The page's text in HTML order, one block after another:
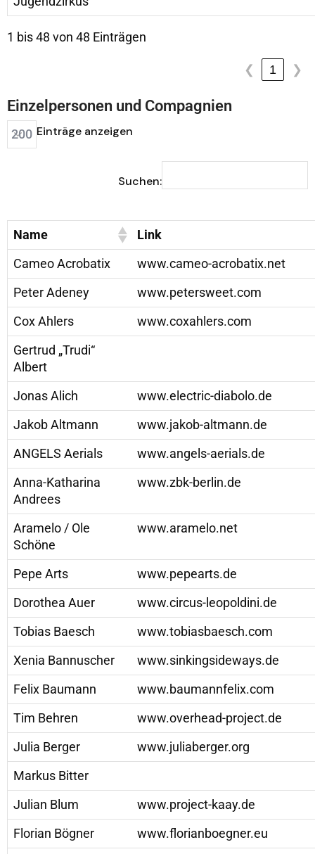
1 bis 48 von 48 Einträgen
❮ 1 ❯
Einzelpersonen und Compagnien
Einträge anzeigen
Suchen:
Name
Link
Cameo Acrobatix
www.cameo-acrobatix.net
Peter Adeney
www.petersweet.com
Cox Ahlers
www.coxahlers.com
Gertrud „Trudi“
Albert
Jonas Alich
www.electric-diabolo.de
Jakob Altmann
www.jakob-altmann.de
ANGELS Aerials
www.angels-aerials.de
Anna-Katharina
Andrees
www.zbk-berlin.de
Aramelo / Ole
Schöne
www.aramelo.net
Pepe Arts
www.pepearts.de
Dorothea Auer
www.circus-leopoldini.de
Tobias Baesch
www.tobiasbaesch.com
Xenia Bannuscher
www.sinkingsideways.de
Felix Baumann
www.baumannfelix.com
Tim Behren
www.overhead-project.de
Julia Berger
www.juliaberger.org
Markus Bitter
Julian Blum
www.project-kaay.de
Florian Bögner
www.florianboegner.eu